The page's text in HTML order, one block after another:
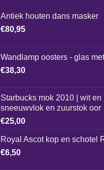
Antiek houten dans masker
€80,95
Wandlamp oosters - glas
€38,30
Starbucks mok 2010 | wit en
sneeuwvlok en zuurstok oor
€25,00
Royal Ascot kop en schotel
€6,50